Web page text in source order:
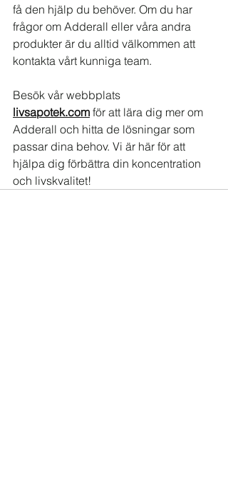
få den hjälp du behöver. Om du har
frågor om Adderall eller våra andra
produkter är du alltid välkommen att
kontakta vårt kunniga team.
Besök vår webbplats
livsapotek.com för att lära dig mer om
Adderall och hitta de lösningar som
passar dina behov. Vi är här för att
hjälpa dig förbättra din koncentration
och livskvalitet!